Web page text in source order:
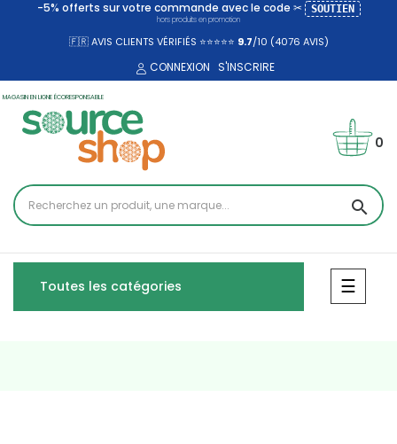
-5% offerts sur votre commande avec le code ✂ SOUTIEN
hors produits en promotion
🇫🇷 AVIS CLIENTS VÉRIFIÉS ⭐⭐⭐⭐⭐ 9.7/10 (4076 AVIS)
CONNEXION S'INSCRIRE
MAGASIN EN LIGNE ÉCORESPONSABLE
search
0
Toutes les catégories ☰